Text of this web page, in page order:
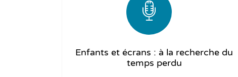
Enfants et écrans : à la recherche du
temps perdu